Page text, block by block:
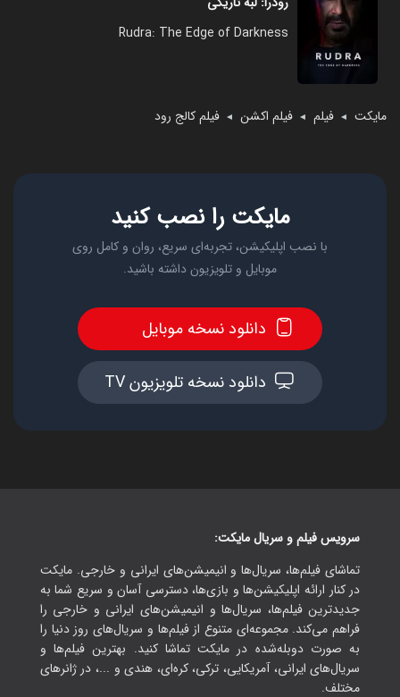
مایکت ◄ فیلم ◄ فیلم اکشن ◄ فیلم کالج رود
Rudra: The Edge of Darkness
مایکت را نصب کنید
با نصب اپلیکیشن، تجربه‌ای سریع، روان و کامل روی
موبایل و تلویزیون داشته باشید.
دانلود نسخه موبایل
دانلود نسخه تلویزیون TV
سرویس فیلم و سریال مایکت:
تماشای فیلم‌ها، سریال‌ها و انیمیشن‌های ایرانی و خارجی. مایکت
در کنار ارائه اپلیکیشن‌ها و بازی‌ها، دسترسی آسان و سریع شما به
جدیدترین فیلم‌ها، سریال‌ها و انیمیشن‌های ایرانی و خارجی را
فراهم می‌کند. مجموعه‌ای متنوع از فیلم‌ها و سریال‌های روز دنیا را
به صورت دوبله‌شده در مایکت تماشا کنید. بهترین فیلم‌ها و
سریال‌های ایرانی، آمریکایی، ترکی، کره‌ای، هندی و ...، در ژانرهای
مختلف.